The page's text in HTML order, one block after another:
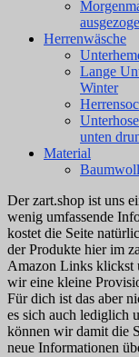
Herrenwäsche
Lange
Winter
unten
Material
Der zart.shop ist uns
wenig umfassende
kostet die Seite
der Produkte hier im
Amazon Links klickst
wir eine kleine
Für dich ist das aber
es sich auch lediglich
können wir damit die
neue Informationen